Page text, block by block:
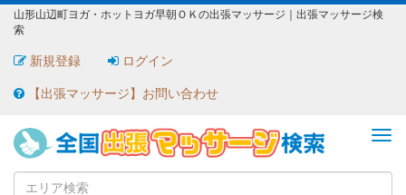
山形山辺町ヨガ・ホットヨガ早朝ＯＫの出張マッサージ｜出張マッサージ検
索
新規登録
ログイン
【出張マッサージ】お問い合わせ